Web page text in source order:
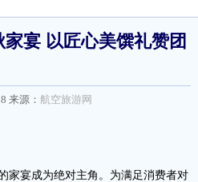
宴 以匠心美馔礼赞团
来源： 航空旅游网
宴成为绝对主角。为满足消费者对